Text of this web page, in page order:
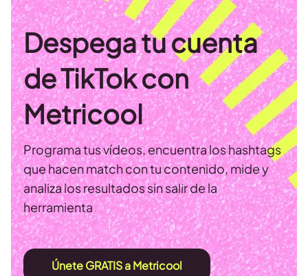
Despega tu cuenta
de TikTok con
Metricool
Programa tus vídeos, encuentra los hashtags
que hacen match con tu contenido, mide y
analiza los resultados sin salir de la
herramienta
Únete GRATIS a Metricool